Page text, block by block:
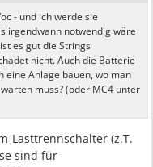
- und ich werde sie
irgendwann notwendig wäre
es gut die Strings
nicht. Auch die Batterie
eine Anlage bauen, wo man
muss? (oder MC4 unter
Lasttrennschalter (z.T.
sind für